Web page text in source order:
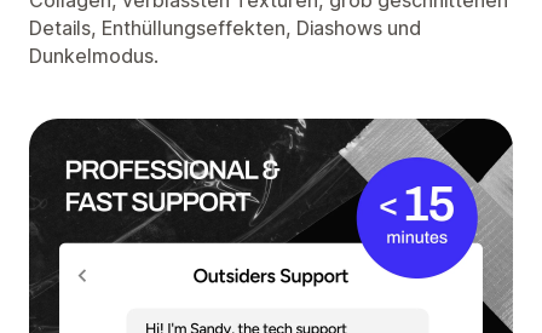
Details, Enthüllungseffekten, Diashows und
Dunkelmodus.